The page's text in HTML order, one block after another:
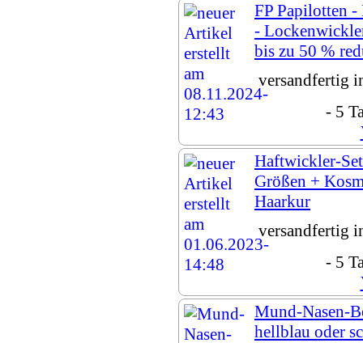
FP Papilotten
-
bis zu 50 %
versandfertig
- 5
Haftwickler-
Größen +
Haarkur
versandfertig
- 5
Mund-Nasen-
hellblau oder